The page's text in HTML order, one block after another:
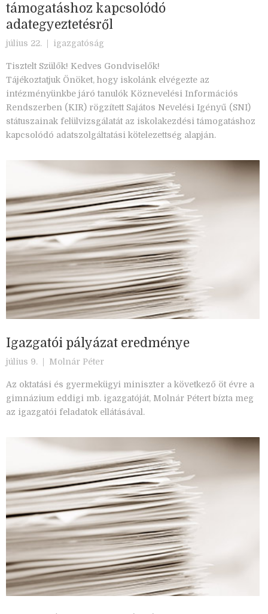
támogatáshoz kapcsolódó
adategyeztetésről
július 22. | igazgatóság
Tisztelt Szülők! Kedves Gondviselők!
Tájékoztatjuk Önöket, hogy iskolánk elvégezte az
intézményünkbe járó tanulók Köznevelési Információs
Rendszerben (KIR) rögzített Sajátos Nevelési Igényű (SNI)
státuszainak felülvizsgálatát az iskolakezdési támogatáshoz
kapcsolódó adatszolgáltatási kötelezettség alapján.
Igazgatói pályázat eredménye
július 9. | Molnár Péter
Az oktatási és gyermekügyi miniszter a következő öt évre a
gimnázium eddigi mb. igazgatóját, Molnár Pétert bízta meg
az igazgatói feladatok ellátásával.